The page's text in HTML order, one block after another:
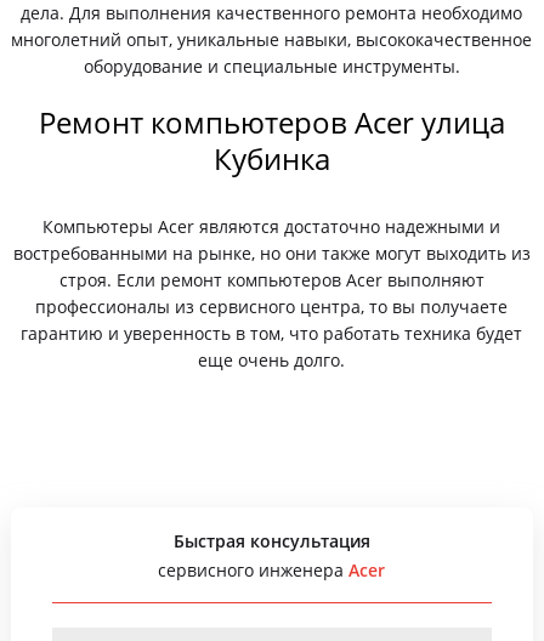
дела. Для выполнения качественного ремонта необходимо
многолетний опыт, уникальные навыки, высококачественное
оборудование и специальные инструменты.
Ремонт компьютеров Acer улица
Кубинка
Компьютеры Acer являются достаточно надежными и
востребованными на рынке, но они также могут выходить из
строя. Если ремонт компьютеров Acer выполняют
профессионалы из сервисного центра, то вы получаете
гарантию и уверенность в том, что работать техника будет
еще очень долго.
Быстрая консультация
сервисного инженераAcer